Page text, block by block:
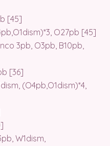
[45]
O27pb [45]
3pb, O3pb, B10pb,
[36]
(O4pb,O1dism)*4,
W1dism,